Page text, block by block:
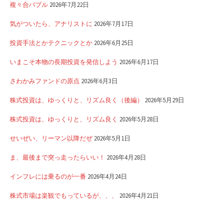
複々合バブル 2026年7月22日
気がついたら、アナリストに 2026年7月17日
投資手法とかテクニックとか 2026年6月25日
いまこそ本物の長期投資を発信しよう 2026年6月17日
さわかみファンドの原点 2026年6月3日
株式投資は、ゆっくりと、リズム良く（後編） 2026年5月29日
株式投資は、ゆっくりと、リズム良く 2026年5月28日
せいぜい、リーマン以降だぜ2026年5月1日
ま、最後まで突っ走ったらいい！ 2026年4月28日
インフレには乗るのが一番 2026年4月24日
株式市場は楽観でもっているが、、、 2026年4月21日